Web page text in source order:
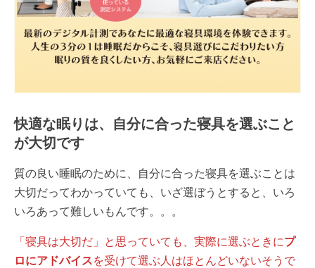
快適な眠りは、自分に合った寝具を選ぶこと
が大切です
質の良い睡眠のために、自分に合った寝具を選ぶことは
大切だってわかっていても、いざ選ぼうとすると、いろ
いろあって難しいもんです。。。
「寝具は大切だ」と思っていても、実際に選ぶときにプ
ロにアドバイスを受けて選ぶ人はほとんどいないそうで